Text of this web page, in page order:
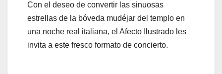
Con el deseo de convertir las sinuosas
estrellas de la bóveda mudéjar del templo en
una noche real italiana, el Afecto Ilustrado les
invita a este fresco formato de concierto.